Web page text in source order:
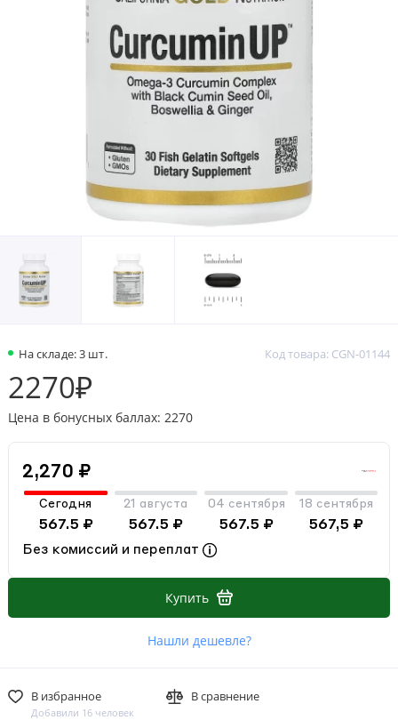
На складе: 3 шт. Код товара: CGN-01144
2270₽
Цена в бонусных баллах: 2270
2,270 ₽
Сегодня
567.5 ₽
21 августа
567.5 ₽
04 сентября
567.5 ₽
18 сентября
567,5 ₽
Без комиссий и переплат
Купить
Нашли дешевле?
В избранное
Добавили 16 человек
В сравнение